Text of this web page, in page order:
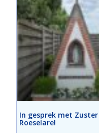
In gesprek met
Roeselare!